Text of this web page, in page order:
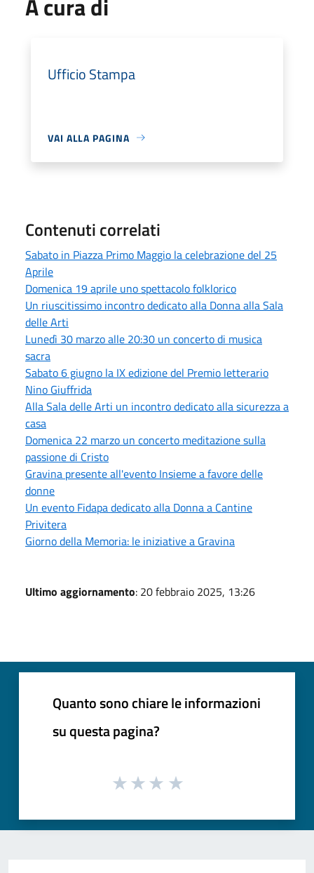
A cura di
Ufficio Stampa
VAI ALLA PAGINA
Contenuti correlati
Sabato in Piazza Primo Maggio la celebrazione del 25
Aprile
Domenica 19 aprile uno spettacolo folklorico
Un riuscitissimo incontro dedicato alla Donna alla Sala
delle Arti
Lunedì 30 marzo alle 20:30 un concerto di musica
sacra
Sabato 6 giugno la IX edizione del Premio letterario
Nino Giuffrida
Alla Sala delle Arti un incontro dedicato alla sicurezza a
casa
Domenica 22 marzo un concerto meditazione sulla
passione di Cristo
Gravina presente all'evento Insieme a favore delle
donne
Un evento Fidapa dedicato alla Donna a Cantine
Privitera
Giorno della Memoria: le iniziative a Gravina
Ultimo aggiornamento: 20 febbraio 2025, 13:26
Quanto sono chiare le informazioni
su questa pagina?